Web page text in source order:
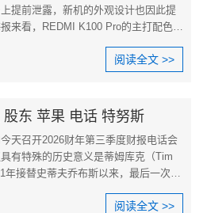
提前泄露，新机的外观设计也因此提
来看，REDMI K100 Pro的主打配色为
阅读全文 >>
股东 苹果 电话 特努斯
天召开2026财年第三季度财报电话会
有特殊的历史意义是蒂姆库克（Tim
年接替史蒂夫乔布斯以来，最后一次以
阅读全文 >>